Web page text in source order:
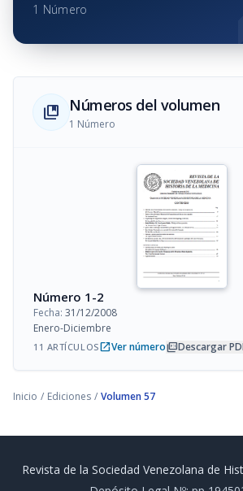
1 Número
collections_bookmark Números del volumen
1 Número
Número 1-2
Fecha: 31/12/2008
Enero-Diciembre
11 ARTÍCULOSopen_in_newVer númeropicture_as_pdfDescargar
Inicio / Ediciones / Volumen 57
Revista de la Sociedad Venezolana de